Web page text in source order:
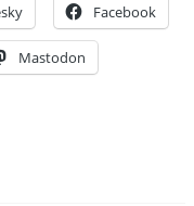
Facebook
Mastodon